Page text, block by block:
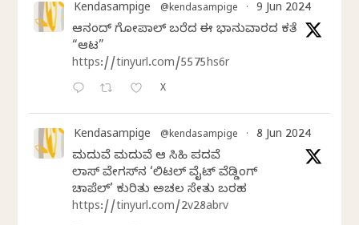
Kendasampige @kendasampige · 9 Jun 2024
ಆನಂದ್‌ ಗೋಪಾಲ್‌ ಬರೆದ ಈ ಭಾನುವಾರದ ಕತೆ
“ಆಟ”
https://tinyurl.com/5575hs6r
X
Kendasampige @kendasampige · 8 Jun 2024
ಮದುವೆ ಮದುವೆ ಆ ಸಿಹಿ ಪದವೆ
ಲಾಸ್‌ ವೇಗಸ್‌ನ ‘ಲಿಟಲ್ ವೈಟ್ ವೆಡ್ಡಿಂಗ್
ಚಾಪೆಲ್’ ಕುರಿತು ಅಚಲ ಸೇತು ಬರಹ
https://tinyurl.com/2v28abrv